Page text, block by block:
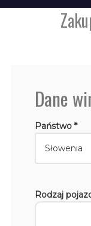
Dane
Państwo *
Rodzaj